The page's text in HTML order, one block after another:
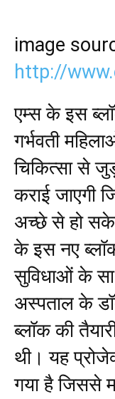
image
http://
एम्स के इस
गर्भवती
चिकित्सा से
कराई जाएगी
अच्छे से हो
के इस नए
सुविधाओं के
अस्पताल के
ब्लॉक की
थी। यह
गया है जिससे